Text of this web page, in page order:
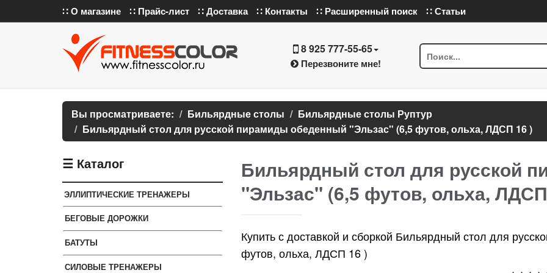
∷ О магазине ∷ Прайс-лист ∷ Доставка ∷ Контакты ∷ Расширенный поиск ∷ Статьи
8 925 777-55-65
Перезвоните мне!
Вы просматриваете: Бильярдные столы
Бильярдные столы Руптур
Бильярдный стол для русской пирамиды обеденный "Эльзас" (6,5 футов, ольха, ЛДСП 16 )
☰ Каталог
ЭЛЛИПТИЧЕСКИЕ ТРЕНАЖЕРЫ
БЕГОВЫЕ ДОРОЖКИ
БАТУТЫ
СИЛОВЫЕ ТРЕНАЖЕРЫ
Бильярдный стол для русской
"Эльзас" (6,5 футов, ольха,
Купить с доставкой и сборкой Бильярдный стол для
футов, ольха, ЛДСП 16 )